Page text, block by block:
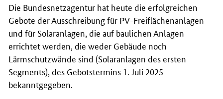
Die Bundesnetzagentur hat heute die erfolgreichen
Gebote der Ausschreibung für PV-Freiflächenanlagen
und für Solaranlagen, die auf baulichen Anlagen
errichtet werden, die weder Gebäude noch
Lärmschutzwände sind (Solaranlagen des ersten
Segments), des Gebotstermins 1. Juli 2025
bekanntgegeben.